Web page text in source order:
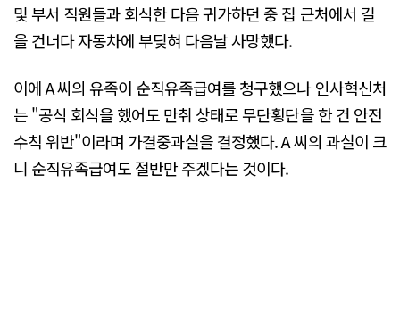
및 부서 직원들과 회식한 다음 귀가하던 중 집 근처에서 길
을 건너다 자동차에 부딪혀 다음날 사망했다.
이에 A 씨의 유족이 순직유족급여를 청구했으나 인사혁신처
는 "공식 회식을 했어도 만취 상태로 무단횡단을 한 건 안전
수칙 위반"이라며 가결중과실을 결정했다. A 씨의 과실이 크
니 순직유족급여도 절반만 주겠다는 것이다.